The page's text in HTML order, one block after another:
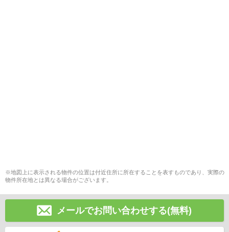
※地図上に表示される物件の位置は付近住所に所在することを表すものであり、実際の
物件所在地とは異なる場合がございます。
メールでお問い合わせする(無料)